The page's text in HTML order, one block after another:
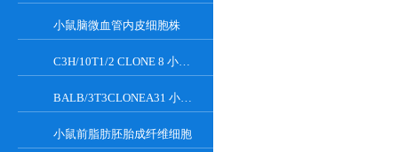
小鼠脑微血管内皮细胞株
C3H/10T1/2 CLONE 8 小鼠胚胎成纤维细胞系
BALB/3T3CLONEA31 小鼠胚胎成纤维细胞
小鼠前脂肪胚胎成纤维细胞